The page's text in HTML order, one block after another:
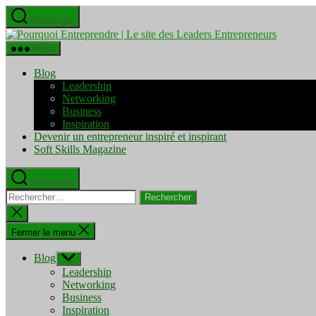
Aller
au
contenu
Recherche
Pourquoi
Menu
Blog
Leadership
Networking
Business
Inspiration
Devenir un entrepreneur inspiré et inspirant
Soft Skills Magazine
Recherche
Rechercher :
Fermer
la
recherche
Fermer le menu
Blog Afficher
le
sous-
menu
Leadership
Networking
Business
Inspiration